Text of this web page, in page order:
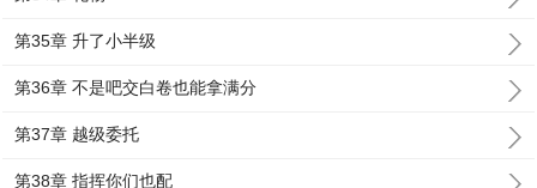
第35章 升了小半级
第36章 不是吧交白卷也能拿满分
第37章 越级委托
第38章 指挥你们也配